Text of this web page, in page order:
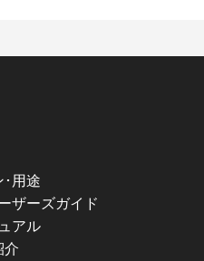
用途
ザーズガイド
アル
介